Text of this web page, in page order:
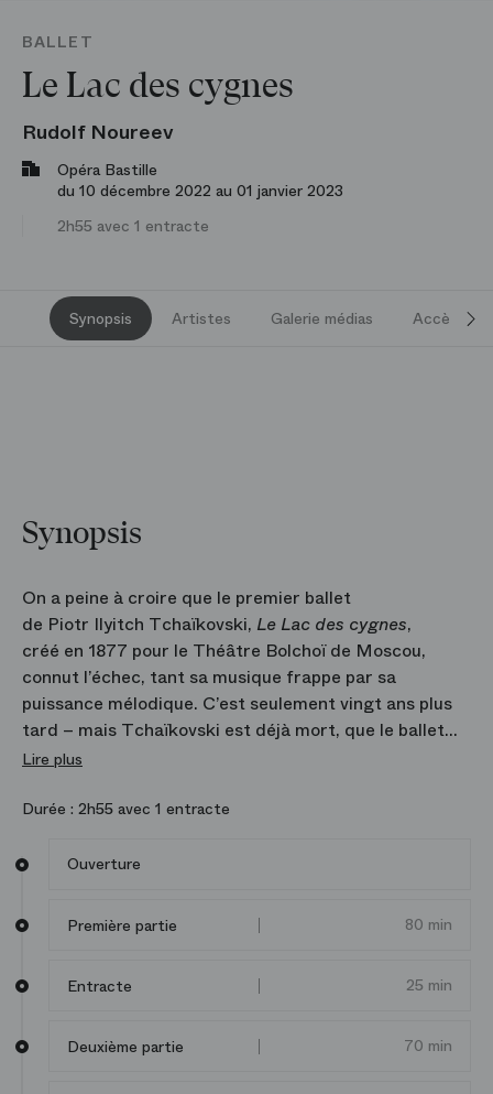
BALLET
Le Lac des cygnes
Rudolf Noureev
Opéra Bastille
du 10 décembre 2022 au 01 janvier 2023
2h55 avec 1 entracte
Synopsis Artistes Galerie médias Accès et
Synopsis
On a peine à croire que le premier ballet
de Piotr Ilyitch Tchaïkovski, Le Lac des cygnes,
créé en 1877 pour le Théâtre Bolchoï de Moscou,
connut l’échec, tant sa musique frappe par sa
puissance mélodique. C’est seulement vingt ans plus
tard – mais Tchaïkovski est déjà mort, que le ballet
s’impose sur scène dans la chorégraphie de Marius
Rudolf Noureev rebat les cartes en donnant sa propre
entre le prince Siegfried et Odette, une femme
En créant en 1984 sa version pour le Ballet de l’Opéra
de Paris, Rudolf Noureev donne plus de relief
et ses rêves, et éclaire d’une profondeur désespérée
Lire plus
Durée : 2h55 avec 1 entracte
Ouverture
Première partie 80 min
Entracte 25 min
Deuxième partie 70 min